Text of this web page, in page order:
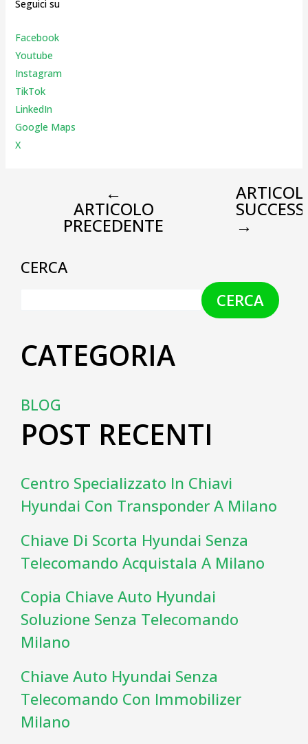
Seguici su
Facebook
Youtube
Instagram
TikTok
LinkedIn
Google Maps
X
←
ARTICOLO
PRECEDENTE →
CERCA
CERCA
CATEGORIA
BLOG
POST RECENTI
Centro Specializzato In Chiavi
Hyundai Con Transponder A Milano
Chiave Di Scorta Hyundai Senza
Telecomando Acquistala A Milano
Copia Chiave Auto Hyundai
Soluzione Senza Telecomando
Milano
Chiave Auto Hyundai Senza
Telecomando Con Immobilizer
Milano